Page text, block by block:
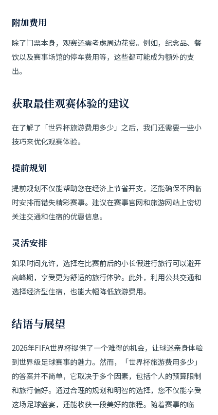
附加费用
除了门票本身，观赛还需考虑周边花费。例如，纪念品、餐
饮以及赛事场馆的停车费用等，这些都可能成为额外的支
出。
获取最佳观赛体验的建议
在了解了「世界杯旅游费用多少」之后，我们还需要一些小
技巧来优化观赛体验。
提前规划
提前规划不仅能帮助您在经济上节省开支，还能确保不因临
时安排而错失精彩赛事。建议在赛事官网和旅游网站上密切
关注交通和住宿的优惠信息。
灵活安排
如果时间允许，选择在比赛前后的小长假进行旅行可以避开
高峰期，享受更为舒适的旅行体验。此外，利用公共交通和
选择经济型住宿，也能大幅降低旅游费用。
结语与展望
2026年FIFA世界杯提供了一个难得的机会，让球迷亲身体验
到世界级足球赛事的魅力。然而，「世界杯旅游费用多少」
的答案并不简单，它取决于多个因素，包括个人的预算限制
和旅行偏好。通过合理的规划和明智的选择，您不仅能享受
这场足球盛宴，还能收获一段美好的旅程。随着赛事的临